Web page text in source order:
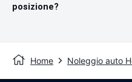
posizione?
Home Noleggio auto